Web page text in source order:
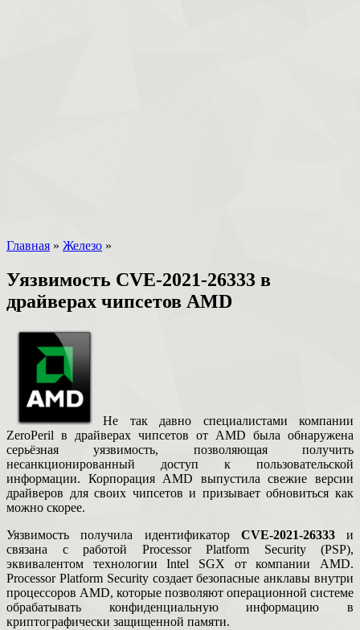
Главная » Железо »
Уязвимость CVE-2021-26333 в
драйверах чипсетов AMD
Не так давно специалистами компании
ZeroPeril в драйверах чипсетов от AMD была обнаружена
серьёзная уязвимость, позволяющая получить
несанкционированный доступ к пользовательской
информации. Корпорация AMD выпустила свежие версии
драйверов для своих чипсетов и призывает обновиться как
можно скорее.
Уязвимость получила идентификатор CVE-2021-26333и
связана с работой Processor Platform Security (PSP),
эквивалентом технологии Intel SGX от компании AMD.
Processor Platform Security создает безопасные анклавы внутри
процессоров AMD, которые позволяют операционной системе
обрабатывать конфиденциальную информацию в
криптографически защищенной памяти.